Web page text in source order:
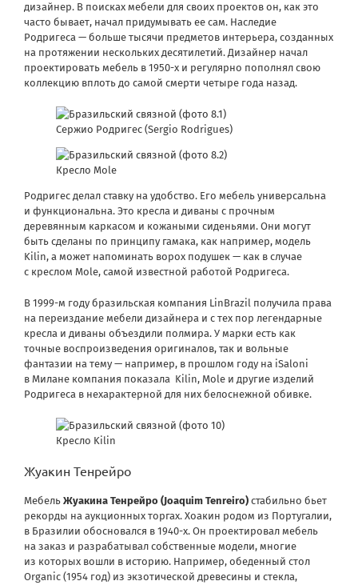
дизайнер. В поисках мебели для своих проектов он, как это
часто бывает, начал придумывать ее сам. Наследие
Родригеса — больше тысячи предметов интерьера, созданных
на протяжении нескольких десятилетий. Дизайнер начал
проектировать мебель в 1950-х и регулярно пополнял свою
коллекцию вплоть до самой смерти четыре года назад.
Сержио Родригес (Sergio Rodrigues)
Кресло Mole
Родригес делал ставку на удобство. Его мебель универсальна
и функциональна. Это кресла и диваны с прочным
деревянным каркасом и кожаными сиденьями. Они могут
быть сделаны по принципу гамака, как например, модель
Kilin, а может напоминать ворох подушек — как в случае
с креслом Mole, самой известной работой Родригеса.
В 1999-м году бразильская компания LinBrazil получила права
на переиздание мебели дизайнера и с тех пор легендарные
кресла и диваны объездили полмира. У марки есть как
точные воспроизведения оригиналов, так и вольные
фантазии на тему — например, в прошлом году на iSaloni
в Милане компания показала Kilin, Mole и другие изделий
Родригеса в нехарактерной для них белоснежной обивке.
Кресло Kilin
Жуакин Тенрейро
Мебель Жуакина Тенрейро (Joaquim Tenreiro) стабильно бьет
рекорды на аукционных торгах. Хоакин родом из Португалии,
в Бразилии обосновался в 1940-х. Он проектировал мебель
на заказ и разрабатывал собственные модели, многие
из которых вошли в историю. Например, обеденный стол
Organic (1954 год) из экзотической древесины и стекла,